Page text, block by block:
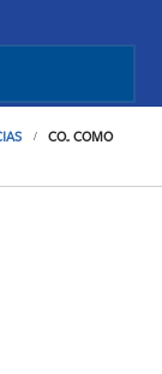
CO₂ COMO